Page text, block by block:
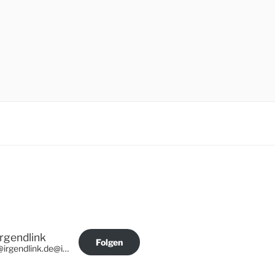
@irgendlink.de@irgendlink.de
Folgen